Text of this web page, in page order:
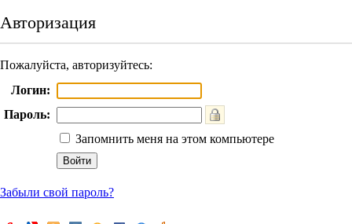
Авторизация
Пожалуйста, авторизуйтесь:
Логин:
Пароль:
Запомнить меня на этом компьютере
Забыли свой пароль?